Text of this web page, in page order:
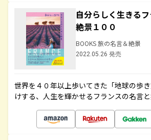
自分らしく生きる
絶景１００
BOOKS 旅の名言＆絶景
2022.05.26 発売
世界を４０年以上歩いてきた「地球の歩
けする、人生を輝かせるフランスの名言